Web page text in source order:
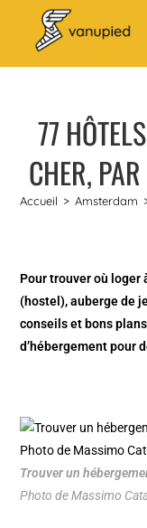
77
CHER,
Accueil > Amsterdam
Pour trouver où loger
(hostel), auberge de
conseils et bons
d’hébergement pour
Trouver un
Photo de Massimo